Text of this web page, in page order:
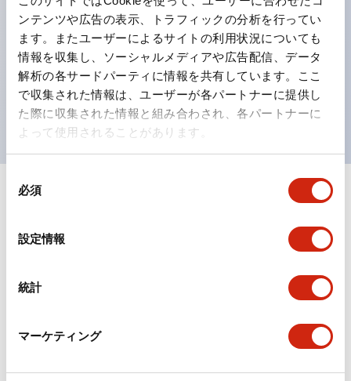
ンテンツや広告の表示、トラフィックの分析を行ってい
ます。またユーザーによるサイトの利用状況についても
情報を収集し、ソーシャルメディアや広告配信、データ
解析の各サードパーティに情報を共有しています。ここ
で収集された情報は、ユーザーが各パートナーに提供し
た際に収集された情報と組み合わされ、各パートナーに
よって使用されることがあります。
必須
設定情報
統計
マーケティング
カラーユニバーサルデザインに対応。
表示灯（角平形）の点灯/消灯の認識および、点灯時の
ランプ色の識別（ B-190 参照）が対応。
ISO 3864-4安全色に対応。危険時や緊急事態時の色表
現がより明確・鮮明で、より多くの方が識別可能に。
仕様 すべて展開+
形状仕様
電気的仕様(照光部定格)